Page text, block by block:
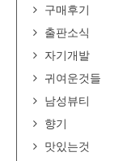
구매후기
출판소식
자기개발
귀여운것들
남성뷰티
향기
맛있는것